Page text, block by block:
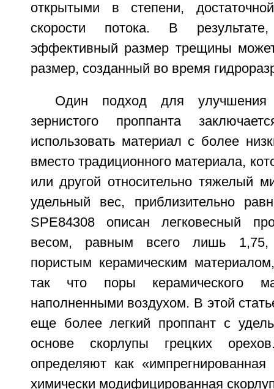
открытыми в степени,
скорости потока. В
эффективный размер трещины
размер, созданный во время
Один подход для улучшения
зернистого проппанта
использовать материал с более
вместо традиционного материала,
или другой относительно тяжелый
удельный вес, приблизительно
SPE84308 описан легковесный
весом, равным всего лишь 1,75,
пористым керамическим
так что поры керамического
наполненными воздухом. В этой
еще более легкий проппант с
основе скорлупы грецких
определяют как
химически модифицированная